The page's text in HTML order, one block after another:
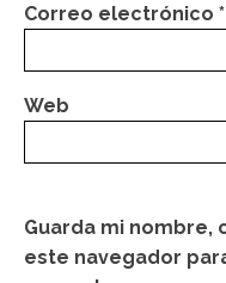
Correo electrónico *
Web
Guarda mi nombre,
este navegador